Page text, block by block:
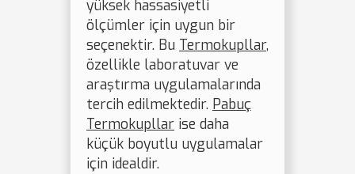
yüksek hassasiyetli
ölçümler için uygun bir
seçenektir. Bu Termokupllar,
özellikle laboratuvar ve
araştırma uygulamalarında
tercih edilmektedir. Pabuç
Termokupllar ise daha
küçük boyutlu uygulamalar
için idealdir.